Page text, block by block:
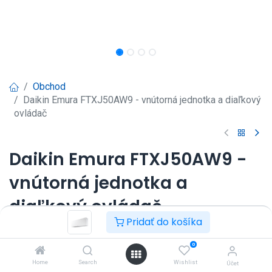
Pridať do košíka
Home Search
0
Wishlist Účet
Obchod
Daikin Emura FTXJ50AW9 - vnútorná jednotka a diaľkový
ovládač
Daikin Emura FTXJ50AW9 -
vnútorná jednotka a
diaľkový ovládač
Nástenná klimatizácia Daikin Emura 5kW.
Prihlásenie|Registrácia pre